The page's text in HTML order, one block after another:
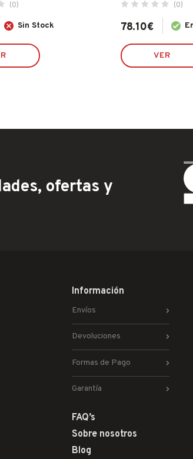
(0)
Sin Stock
(0)
78.10€
VER
ofertas y
Información
Envíos
Devoluciones
Formas de Pago
Garantía
FAQ’s
Sobre nosotros
Blog